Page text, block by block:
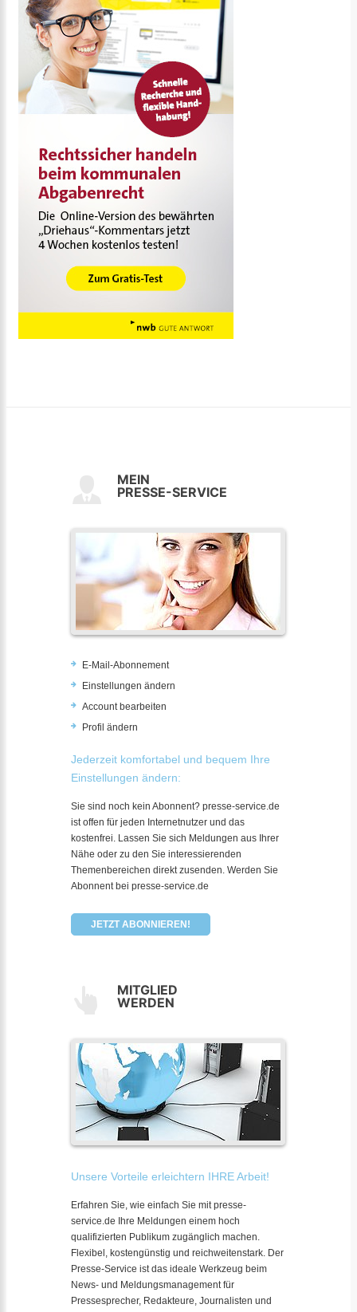
MEIN
PRESSE-SERVICE
E-Mail-Abonnement
Einstellungen ändern
Account bearbeiten
Profil ändern
Jederzeit komfortabel und bequem Ihre
Einstellungen ändern:
Sie sind noch kein Abonnent? presse-service.de
ist offen für jeden Internetnutzer und das
kostenfrei. Lassen Sie sich Meldungen aus Ihrer
Nähe oder zu den Sie interessierenden
Themenbereichen direkt zusenden. Werden Sie
Abonnent bei presse-service.de
JETZT ABONNIEREN!
MITGLIED
WERDEN
Unsere Vorteile erleichtern IHRE Arbeit!
Erfahren Sie, wie einfach Sie mit presse-
service.de Ihre Meldungen einem hoch
qualifizierten Publikum zugänglich machen.
Flexibel, kostengünstig und reichweitenstark. Der
Presse-Service ist das ideale Werkzeug beim
News- und Meldungsmanagement für
Pressesprecher, Redakteure, Journalisten und